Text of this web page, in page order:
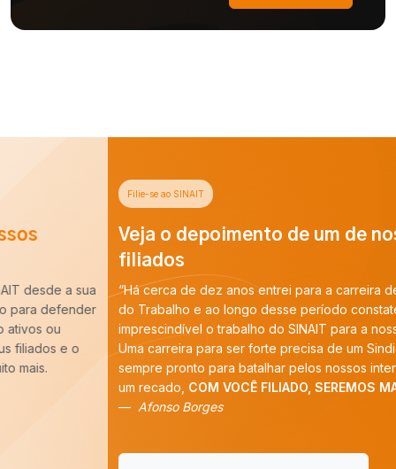
Veja o depoimento de um de nossos
“Há cerca de dez anos entrei para a carreira de Auditoria-Fiscal
do Trabalho e ao longo desse período constatei que é
imprescindível o trabalho do SINAIT para a nossa categoria.
Uma carreira para ser forte precisa de um Sindicato forte,
sempre pronto para batalhar pelos nossos interesses. E tenho
COM VOCÊ FILIADO, SEREMOS MAIS!”